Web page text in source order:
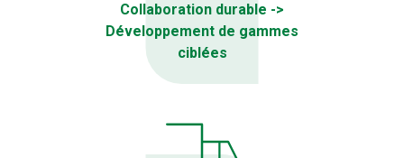
Collaboration durable ->
Développement de gammes
ciblées